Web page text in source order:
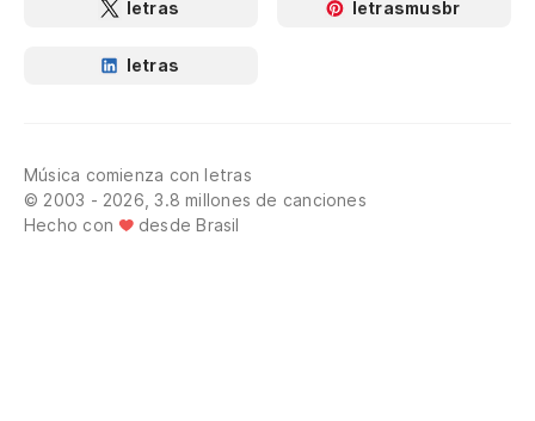
letras letrasmusbr
letras
Música comienza con letras
© 2003 - 2026, 3.8 millones de canciones
Hecho con
desde Brasil